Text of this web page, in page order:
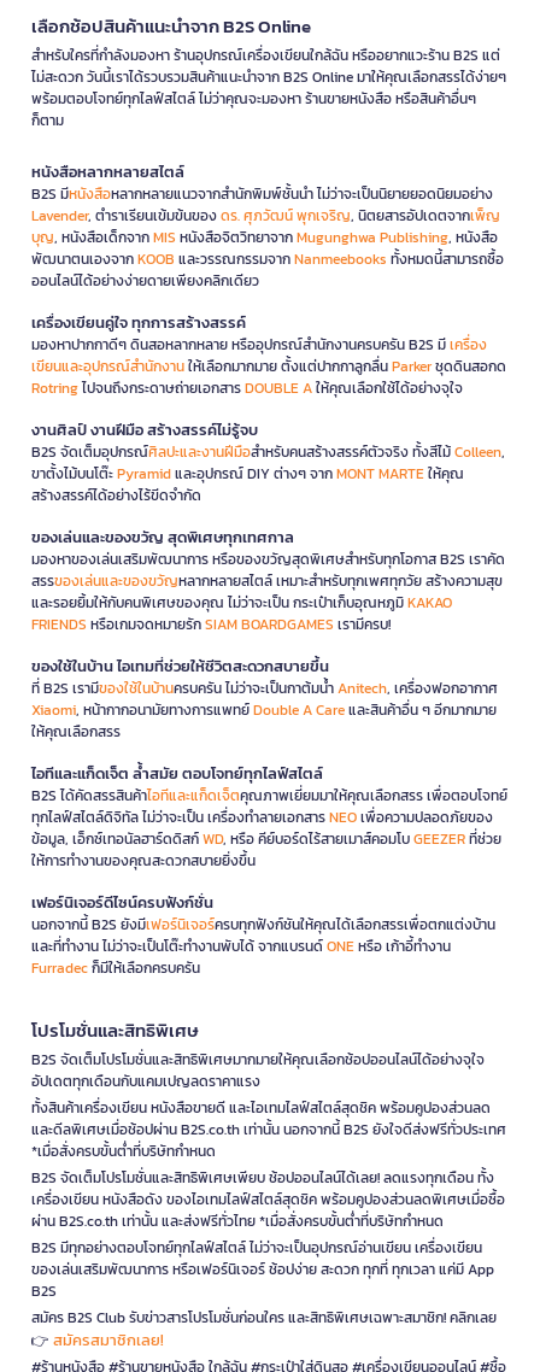
เลือกช้อปสินค้าแนะนำจาก B2S Online
สำหรับใครที่กำลังมองหา ร้านอุปกรณ์เครื่องเขียนใกล้ฉัน หรืออยากแวะร้าน B2S แต่
ไม่สะดวก วันนี้เราได้รวบรวมสินค้าแนะนำจาก B2S Online มาให้คุณเลือกสรรได้ง่ายๆ
พร้อมตอบโจทย์ทุกไลฟ์สไตล์ ไม่ว่าคุณจะมองหา ร้านขายหนังสือ หรือสินค้าอื่นๆ
ก็ตาม
หนังสือหลากหลายสไตล์
B2S มีหนังสือหลากหลายแนวจากสำนักพิมพ์ชั้นนำ ไม่ว่าจะเป็นนิยายยอดนิยมอย่าง
Lavender, ตำราเรียนเข้มข้นของดร. ศุภวัฒน์ พุกเจริญ, นิตยสารอัปเดตจากเพ็ญ
บุญ, หนังสือเด็กจากMIS หนังสือจิตวิทยาจากMugunghwa Publishing, หนังสือ
พัฒนาตนเองจากKOOB และวรรณกรรมจากNanmeebooks ทั้งหมดนี้สามารถซื้อ
ออนไลน์ได้อย่างง่ายดายเพียงคลิกเดียว
เครื่องเขียนคู่ใจ ทุกการสร้างสรรค์
มองหาปากกาดีๆ ดินสอหลากหลาย หรืออุปกรณ์สำนักงานครบครัน B2S มีเครื่อง
เขียนและอุปกรณ์สำนักงานให้เลือกมากมาย ตั้งแต่ปากกาลูกลื่นParkerชุดดินสอกด
Rotringไปจนถึงกระดาษถ่ายเอกสารDOUBLE Aให้คุณเลือกใช้ได้อย่างจุใจ
งานศิลป์ งานฝีมือ สร้างสรรค์ไม่รู้จบ
B2S จัดเต็มอุปกรณ์ศิลปะและงานฝีมือสำหรับคนสร้างสรรค์ตัวจริง ทั้งสีไม้Colleen,
ขาตั้งไม้บนโต๊ะPyramidและอุปกรณ์ DIY ต่างๆ จากMONT MARTEให้คุณ
สร้างสรรค์ได้อย่างไร้ขีดจำกัด
ของเล่นและของขวัญ สุดพิเศษทุกเทศกาล
มองหาของเล่นเสริมพัฒนาการ หรือของขวัญสุดพิเศษสำหรับทุกโอกาส B2S เราคัด
สรรของเล่นและของขวัญหลากหลายสไตล์ เหมาะสำหรับทุกเพศทุกวัย สร้างความสุข
และรอยยิ้มให้กับคนพิเศษของคุณ ไม่ว่าจะเป็น กระเป๋าเก็บอุณหภูมิKAKAO
FRIENDS หรือเกมจดหมายรักSIAM BOARDGAMES เรามีครบ!
ของใช้ในบ้าน ไอเทมที่ช่วยให้ชีวิตสะดวกสบายขึ้น
ที่ B2S เรามีของใช้ในบ้านครบครัน ไม่ว่าจะเป็นกาต้มน้ำAnitech, เครื่องฟอกอากาศ
Xiaomi, หน้ากากอนามัยทางการแพทย์Double A Careและสินค้าอื่น ๆ อีกมากมาย
ให้คุณเลือกสรร
ไอทีและแก็ดเจ็ต ล้ำสมัย ตอบโจทย์ทุกไลฟ์สไตล์
B2S ได้คัดสรรสินค้าไอทีและแก็ดเจ็ตคุณภาพเยี่ยมมาให้คุณเลือกสรร เพื่อตอบโจทย์
ทุกไลฟ์สไตล์ดิจิทัล ไม่ว่าจะเป็น เครื่องทำลายเอกสารNEOเพื่อความปลอดภัยของ
ข้อมูล, เอ็กซ์เทอนัลฮาร์ดดิสก์WD, หรือ คีย์บอร์ดไร้สายเมาส์คอมโบGEEZERที่ช่วย
ให้การทำงานของคุณสะดวกสบายยิ่งขึ้น
เฟอร์นิเจอร์ดีไซน์ครบฟังก์ชั่น
นอกจากนี้ B2S ยังมีเฟอร์นิเจอร์ครบทุกฟังก์ชันให้คุณได้เลือกสรรเพื่อตกแต่งบ้าน
และที่ทำงาน ไม่ว่าจะเป็นโต๊ะทำงานพับได้ จากแบรนด์ONEหรือ เก้าอี้ทำงาน
Furradecก็มีให้เลือกครบครัน
โปรโมชั่นและสิทธิพิเศษ
B2S จัดเต็มโปรโมชั่นและสิทธิพิเศษมากมายให้คุณเลือกช้อปออนไลน์ได้อย่างจุใจ
อัปเดตทุกเดือนกับแคมเปญลดราคาแรง
ทั้งสินค้าเครื่องเขียน หนังสือขายดี และไอเทมไลฟ์สไตล์สุดชิค พร้อมคูปองส่วนลด
และดีลพิเศษเมื่อช้อปผ่าน B2S.co.th เท่านั้น นอกจากนี้ B2S ยังใจดีส่งฟรีทั่วประเทศ
*เมื่อสั่งครบขั้นต่ำที่บริษัทกำหนด
B2S จัดเต็มโปรโมชั่นและสิทธิพิเศษเพียบ ช้อปออนไลน์ได้เลย! ลดแรงทุกเดือน ทั้ง
เครื่องเขียน หนังสือดัง ของไอเทมไลฟ์สไตล์สุดชิค พร้อมคูปองส่วนลดพิเศษเมื่อซื้อ
ผ่าน B2S.co.th เท่านั้น และส่งฟรีทั่วไทย *เมื่อสั่งครบขั้นต่ำที่บริษัทกำหนด
B2S มีทุกอย่างตอบโจทย์ทุกไลฟ์สไตล์ ไม่ว่าจะเป็นอุปกรณ์อ่านเขียน เครื่องเขียน
ของเล่นเสริมพัฒนาการ หรือเฟอร์นิเจอร์ ช้อปง่าย สะดวก ทุกที่ ทุกเวลา แค่มี App
B2S
สมัคร B2S Club รับข่าวสารโปรโมชั่นก่อนใคร และสิทธิพิเศษเฉพาะสมาชิก! คลิกเลย
👉 สมัครสมาชิกเลย!
#ร้านหนังสือ #ร้านขายหนังสือ ใกล้ฉัน #กระเป๋าใส่ดินสอ #เครื่องเขียนออนไลน์ #ซื้อ